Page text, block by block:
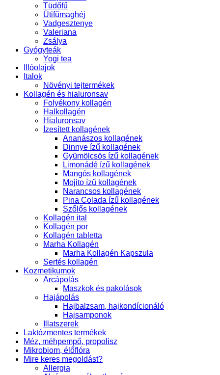
Tüdőfű
Útifűmaghéj
Vadgesztenye
Valeriana
Zsálya
Gyógyteák
Yogi tea
Illóolajok
Italok
Növényi tejtermékek
Kollagén és hialuronsav
Folyékony kollagén
Halkollagén
Hialuronsav
Ízesített kollagének
Ananászos kollagének
Dinnye ízű kollagének
Gyümölcsös ízű kollagének
Limonádé ízű kollagének
Mangós kollagének
Mojito ízű kollagének
Narancsos kollagének
Pina Colada ízű kollagének
Szőlős kollagének
Kollagén ital
Kollagén por
Kollagén tabletta
Marha Kollagén
Marha Kollagén Kapszula
Sertés kollagén
Kozmetikumok
Arcápolás
Maszkok és pakolások
Hajápolás
Hajbalzsam, hajkondícionáló
Hajsamponok
Illatszerek
Laktózmentes termékek
Méz, méhpempő, propolisz
Mikrobiom, élőflóra
Mire keres megoldást?
Allergia